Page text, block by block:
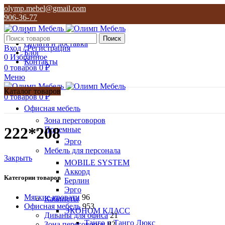
olymp.mebel@gmail.com
906-36-77
О нас
Оплата и доставка
Блог
Контакты
Поиск
Вход / Регистрация
0 Избранное
0 товаров 0₽
Меню
0товаров 0₽
Каталог товаров
Офисная мебель
Зона переговоров
Приемные
Эрго
Мебель для персонала
MOBILE SYSTEM
Аккорд
Берлин
Эрго
Кабинеты
ЭКОНОМ КЛАСС
Танго и Танго Люкс
222*208
Закрыть
Категории товаров
Мягкие кровати 96
Офисная мебель 953
Диваны для офиса 21